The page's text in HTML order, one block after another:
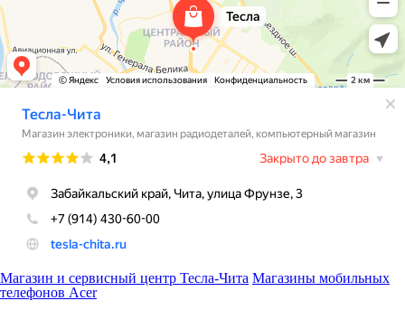
Магазин и сервисный центр Тесла-Чита Магазины мобильных
телефонов Acer